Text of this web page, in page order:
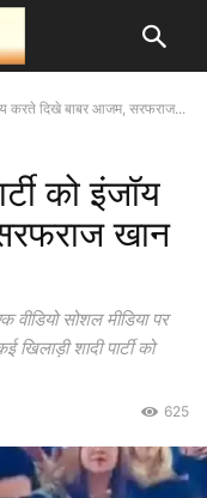
करते दिखे बाबर आजम, सरफराज...
को इंजॉय
खान
सोशल मीडिया पर
शादी पार्टी को
625